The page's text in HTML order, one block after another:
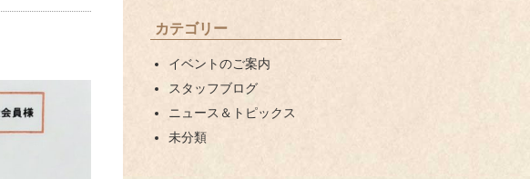
カテゴリー
イベントのご案内
スタッフブログ
ニュース＆トピックス
未分類